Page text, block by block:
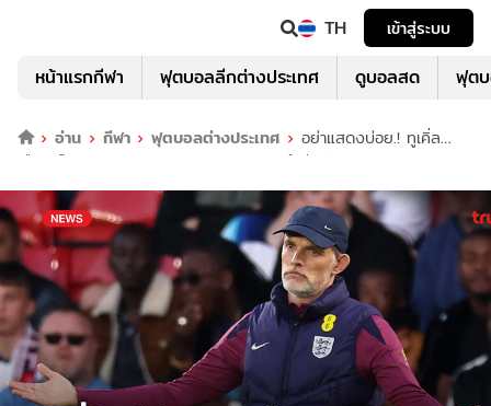
TH เข้าสู่ระบบ
หน้าแรกกีฬา ฟุตบอลลีกต่างประเทศ ดูบอลสด ฟุต
อ่าน กีฬา ฟุตบอลต่างประเทศ
อย่าแสดงบ่อย.! ทูเคิ่ล
เตือน จู๊ด อารมณ์ร้อนเป็นดาบสองคมอาจทำทีมพัง